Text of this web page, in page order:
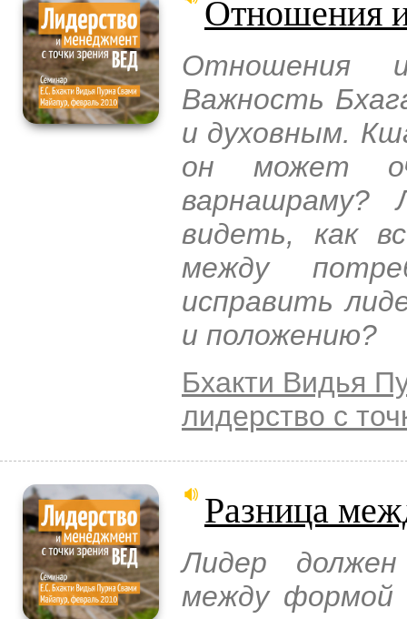
Отношения
Отношения
Важность
и духовным.
он может
варнашраму?
видеть, как
между
исправить
и положению?
Бхакти Видья
лидерство с
Разница
Лидер
между формой